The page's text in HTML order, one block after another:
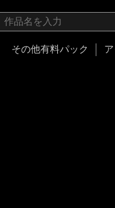
その他有料パック